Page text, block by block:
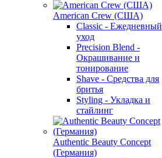
American Crew (США)
Classic - Ежедневный
уход
Precision Blend -
Окрашивание и
тонирование
Shave - Средства для
бритья
Styling - Укладка и
стайлинг
Authentic Beauty Concept
(Германия)